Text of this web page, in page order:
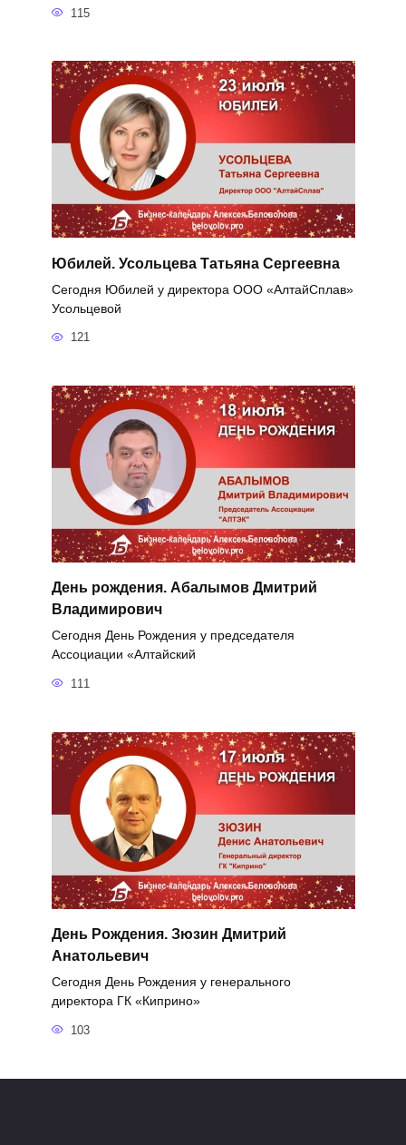
115
Юбилей. Усольцева Татьяна Сергеевна
Сегодня Юбилей у директора ООО «АлтайСплав»
Усольцевой
121
День рождения. Абалымов Дмитрий
Владимирович
Сегодня День Рождения у председателя
Ассоциации «Алтайский
111
День Рождения. Зюзин Дмитрий
Анатольевич
Сегодня День Рождения у генерального
директора ГК «Киприно»
103